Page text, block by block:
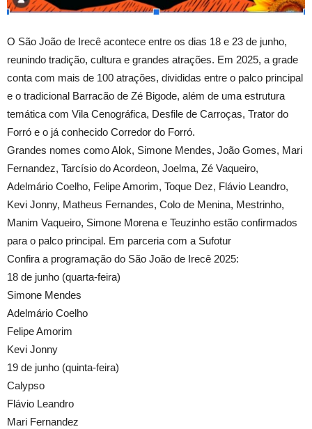
O São João de Irecê acontece entre os dias 18 e 23 de junho,
reunindo tradição, cultura e grandes atrações. Em 2025, a grade
conta com mais de 100 atrações, divididas entre o palco principal
e o tradicional Barracão de Zé Bigode, além de uma estrutura
temática com Vila Cenográfica, Desfile de Carroças, Trator do
Forró e o já conhecido Corredor do Forró.
Grandes nomes como Alok, Simone Mendes, João Gomes, Mari
Fernandez, Tarcísio do Acordeon, Joelma, Zé Vaqueiro,
Adelmário Coelho, Felipe Amorim, Toque Dez, Flávio Leandro,
Kevi Jonny, Matheus Fernandes, Colo de Menina, Mestrinho,
Manim Vaqueiro, Simone Morena e Teuzinho estão confirmados
para o palco principal. Em parceria com a Sufotur
Confira a programação do São João de Irecê 2025:
18 de junho (quarta-feira)
Simone Mendes
Adelmário Coelho
Felipe Amorim
Kevi Jonny
19 de junho (quinta-feira)
Calypso
Flávio Leandro
Mari Fernandez